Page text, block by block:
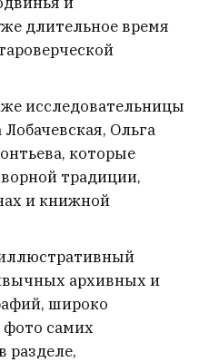
длительное время
исследовательницы
Ольга
которые
традиции,
и книжной
архивных и
широко
самих
разделе,
Вам нужен
а я ради
от